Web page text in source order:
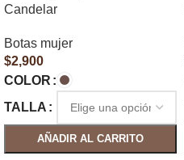
Candelar
Botas mujer
$2,900
COLOR
TALLA
AÑADIR AL CARRITO